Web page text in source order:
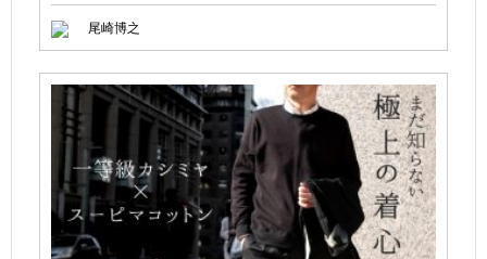
尾崎博之